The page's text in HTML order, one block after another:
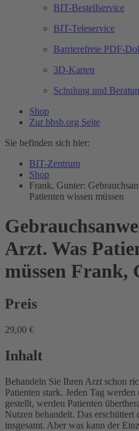
BIT-Bestellservice
BIT-Teleservice
Barrierefreie PDF-
3D-Karten
Schulung und
Shop
Zur bbsb.org Seite
Sie befinden sich hier:
BIT-Zentrum
Shop
Frank, Gunter:
Patienten wissen müssen
Arzt. Was
müssen Frank,
Preis
29,00 €
Inhalt
Behandeln Sie Ihren Arzt schon
Patienten stark. Jeden Tag
gestellt, werden Patienten
Nutzen behandelt. Das
insgesamt. Aber was kann der